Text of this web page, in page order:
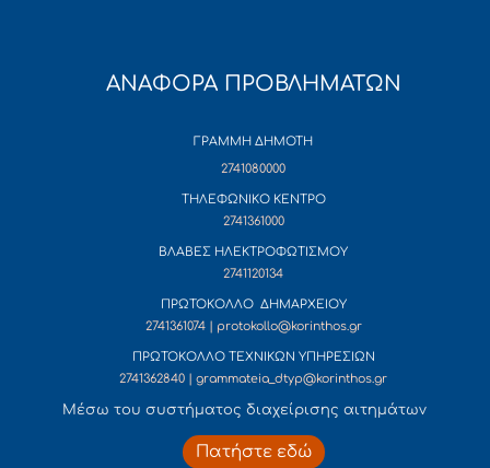
ΑΝΑΦΟΡΑ ΠΡΟΒΛΗΜΑΤΩΝ
ΓΡΑΜΜΗ ΔΗΜΟΤΗ
2741080000
ΤΗΛΕΦΩΝΙΚΟ ΚΕΝΤΡΟ
2741361000
ΒΛΑΒΕΣ ΗΛΕΚΤΡΟΦΩΤΙΣΜΟΥ
2741120134
ΠΡΩΤΟΚΟΛΛΟ ΔΗΜΑΡΧΕΙΟΥ
2741361074 | protokollo@korinthos.gr
ΠΡΩΤΟΚΟΛΛΟ ΤΕΧΝΙΚΩΝ ΥΠΗΡΕΣΙΩΝ
2741362840 | grammateia_dtyp@korinthos.gr
Mέσω του συστήματος διαχείρισης αιτημάτων
Πατήστε εδώ